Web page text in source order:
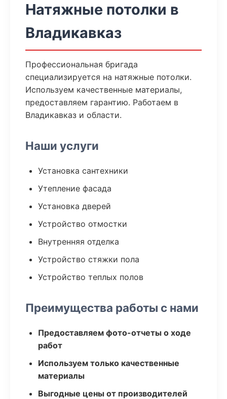
Натяжные потолки в
Владикавказ
Профессиональная бригада
специализируется на натяжные потолки.
Используем качественные материалы,
предоставляем гарантию. Работаем в
Владикавказ и области.
Наши услуги
Установка сантехники
Утепление фасада
Установка дверей
Устройство отмостки
Внутренняя отделка
Устройство стяжки пола
Устройство теплых полов
Преимущества работы с нами
Предоставляем фото-отчеты о ходе
работ
Используем только качественные
материалы
Выгодные цены от производителей